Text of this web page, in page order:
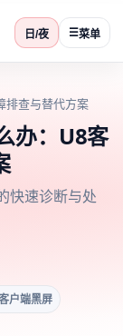
日/夜 ☰菜单
排查与替代方案
办：U8客
快速诊断与处
户端黑屏